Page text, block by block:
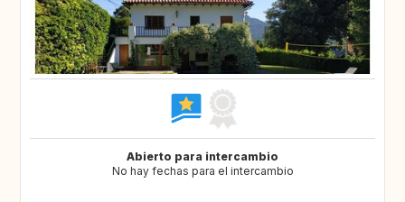
Abierto para intercambio
No hay fechas para el intercambio